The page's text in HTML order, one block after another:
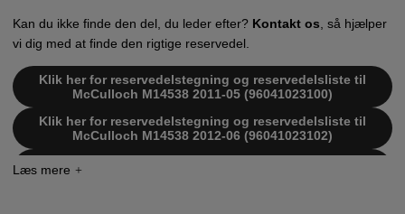
Kan du ikke finde den del, du leder efter? Kontakt os, så hjælper
vi dig med at finde den rigtige reservedel.
Klik her for reservedelstegning og reservedelsliste til
McCulloch M14538 2011-05 (96041023100)
Klik her for reservedelstegning og reservedelsliste til
McCulloch M14538 2012-06 (96041023102)
McCulloch M14538 2013-06 (96041023103)